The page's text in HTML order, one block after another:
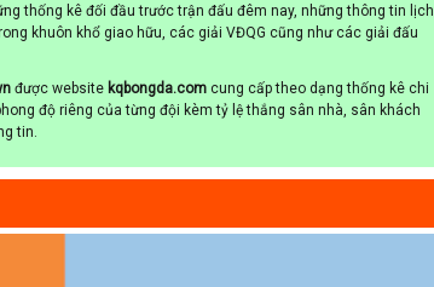
thống kê đối đầu trước trận đấu đêm nay, những thông tin lịch
khuôn khổ giao hữu, các giải VĐQG cũng như các giải đấu
được website kqbongda.com cung cấp theo dạng thống kê chi
độ riêng của từng đội kèm tỷ lệ thắng sân nhà, sân khách
tin.